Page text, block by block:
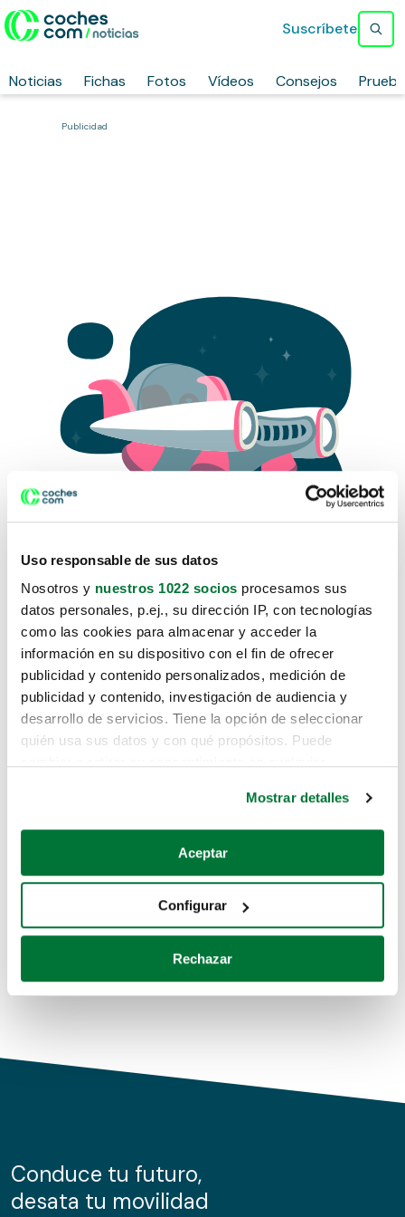
Uso responsable de sus datos
Nosotros y nuestros 1022 socios procesamos sus
datos personales, p.ej., su dirección IP, con tecnologías
como las cookies para almacenar y acceder la
información en su dispositivo con el fin de ofrecer
publicidad y contenido personalizados, medición de
publicidad y contenido, investigación de audiencia y
desarrollo de servicios. Tiene la opción de seleccionar
quién usa sus datos y con qué propósitos. Puede
Si lo permite, también quisiéramos:
Recopilar información sobre su ubicación geográfica
Identificar su dispositivo analizándolo activamente
para buscar características específicas (huellas
Obtenga más información sobre cómo se procesan sus
de cookies.
información sobre el uso que haga del sitio web con
nuestros partners de redes sociales, publicidad y análisis
Mostrar detalles
Aceptar
Configurar
Rechazar
Noticias Fichas Fotos Vídeos Consejos
Suscríbete
Publicidad
Lo sentimos, no sabemos como
te hemos traido hasta aquí.
Pero puedes encontrar el coche que estás
buscando en alguno de estos enlaces:
Coches de segunda mano
Coches de km0
Conduce tu futuro,
desata tu movilidad